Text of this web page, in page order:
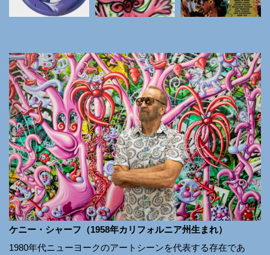
ケニー・シャーフ（1958年カリフォルニア州生まれ）
1980年代ニューヨークのアートシーンを代表する存在であ